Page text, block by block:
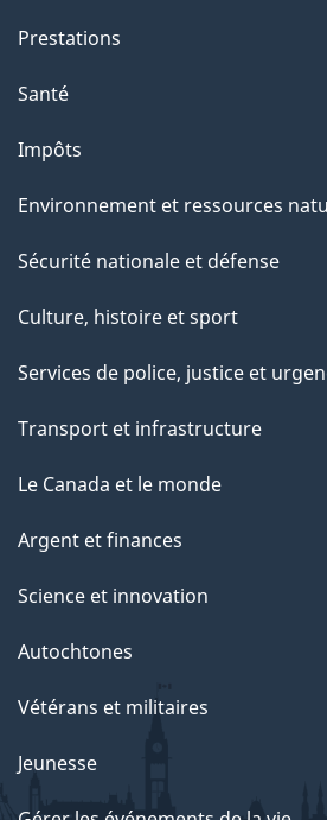
s
u
c
e
t
e
a
g
Prestations
Santé
Impôts
Environnement et ressources
Sécurité nationale et défense
Culture, histoire et sport
Services de police, justice et
Transport et infrastructure
Le Canada et le monde
Argent et finances
Science et innovation
Autochtones
Vétérans et militaires
Jeunesse